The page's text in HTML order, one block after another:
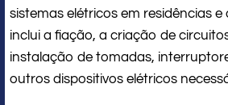
sistemas elétricos em residências e
inclui a fiação, a criação de
instalação de tomadas,
outros dispositivos elétricos